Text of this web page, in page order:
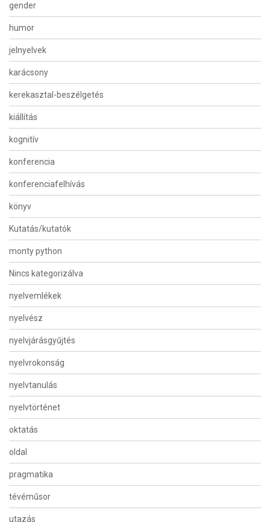
gender
humor
jelnyelvek
karácsony
kerekasztal-beszélgetés
kiállítás
kognitív
konferencia
konferenciafelhívás
könyv
Kutatás/kutatók
monty python
Nincs kategorizálva
nyelvemlékek
nyelvész
nyelvjárásgyűjtés
nyelvrokonság
nyelvtanulás
nyelvtörténet
oktatás
oldal
pragmatika
tévéműsor
utazás